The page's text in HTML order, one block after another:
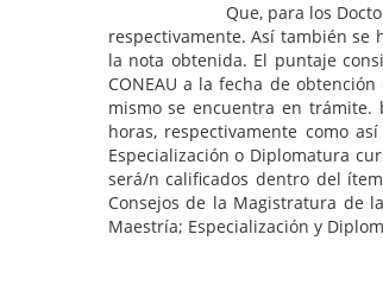
Que, para los Doctorados;
respectivamente. Así también se
la nota obtenida. El puntaje
CONEAU a la fecha de
mismo se encuentra en trámite.
horas, respectivamente como
Especialización o Diplomatura
será/n calificados dentro del
Consejos de la Magistratura de
Maestría; Especialización y